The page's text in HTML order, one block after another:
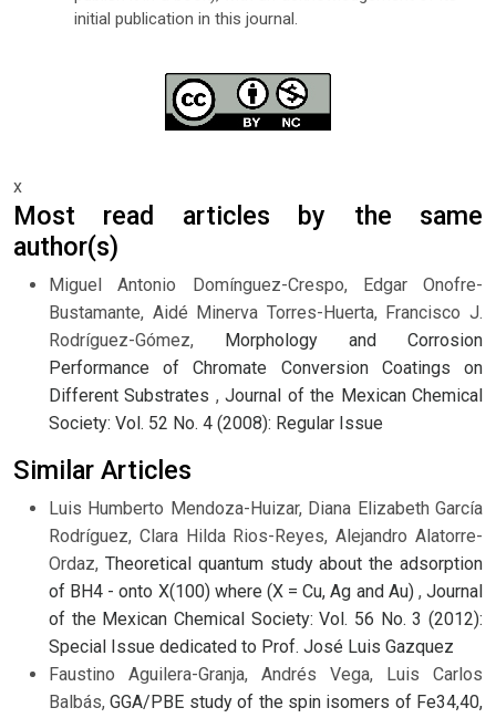
initial publication in this journal.
x
Most read articles by the same
author(s)
Miguel Antonio Domínguez-Crespo, Edgar Onofre-
Bustamante, Aidé Minerva Torres-Huerta, Francisco J.
Rodríguez-Gómez, Morphology and Corrosion
Performance of Chromate Conversion Coatings on
Different Substrates ,Journal of the Mexican Chemical
Society: Vol. 52 No. 4 (2008): Regular Issue
Similar Articles
Luis Humberto Mendoza-Huizar, Diana Elizabeth García
Rodríguez, Clara Hilda Rios-Reyes, Alejandro Alatorre-
Ordaz, Theoretical quantum study about the adsorption
of BH4 - onto X(100) where (X = Cu, Ag and Au) ,Journal
of the Mexican Chemical Society: Vol. 56 No. 3 (2012):
Special Issue dedicated to Prof. José Luis Gazquez
Faustino Aguilera-Granja, Andrés Vega, Luis Carlos
Balbás,GGA/PBE study of the spin isomers of Fe34,40,